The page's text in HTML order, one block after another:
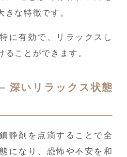
きな特徴です。
に有効で、リラックスし
ることができます。
深いリラックス状態
静剤を点滴することで全
になり、恐怖や不安を和